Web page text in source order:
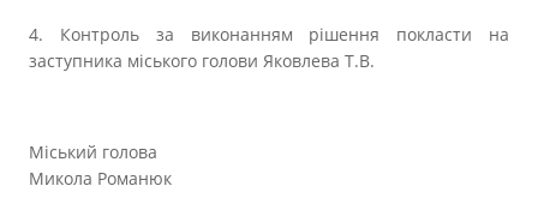
4. Контроль за виконанням рішення покласти на
заступника міського голови Яковлева Т.В.
Міський голова
Микола Романюк